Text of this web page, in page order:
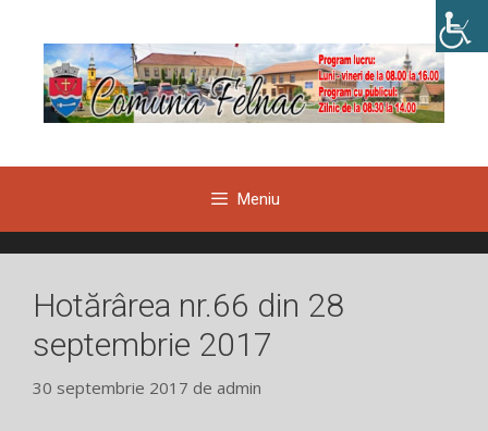
conținut
Meniu
Hotărârea nr.66 din 28
septembrie 2017
30 septembrie 2017 de admin